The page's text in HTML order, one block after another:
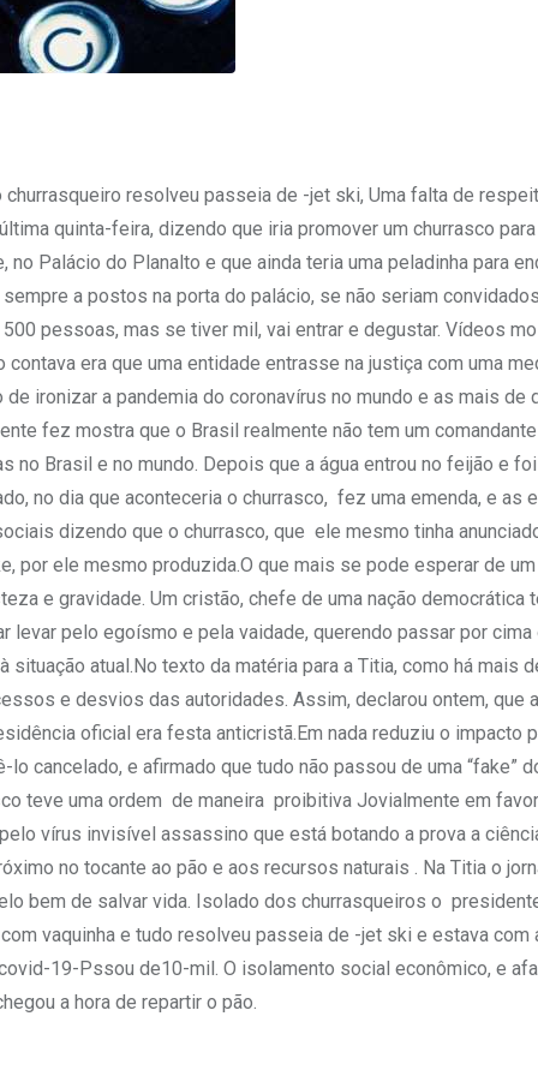
resolveu passeia de -jet ski, Uma falta de
quinta-feira, dizendo que iria promover um churrasco
Palácio do Planalto e que ainda teria uma peladinha para
a postos na porta do palácio, se não seriam
pessoas, mas se tiver mil, vai entrar e degustar. Vídeos
era que uma entidade entrasse na justiça com uma
ironizar a pandemia do coronavírus no mundo e as mais de
fez mostra que o Brasil realmente não tem um
Brasil e no mundo. Depois que a água entrou no feijão e
no dia que aconteceria o churrasco, fez uma emenda, e as
dizendo que o churrasco, que ele mesmo tinha
por ele mesmo produzida.O que mais se pode esperar de um
e gravidade. Um cristão, chefe de uma nação democrática
pelo egoísmo e pela vaidade, querendo passar por cima
atual.No texto da matéria para a Titia, como há mais
e desvios das autoridades. Assim, declarou ontem, que
oficial era festa anticristã.Em nada reduziu o impacto
cancelado, e afirmado que tudo não passou de uma “fake”
teve uma ordem de maneira proibitiva Jovialmente em
vírus invisível assassino que está botando a prova a
no tocante ao pão e aos recursos naturais . Na Titia o
bem de salvar vida. Isolado dos churrasqueiros o
vaquinha e tudo resolveu passeia de -jet ski e estava com
19-Pssou de10-mil. O isolamento social econômico, e
a hora de repartir o pão.